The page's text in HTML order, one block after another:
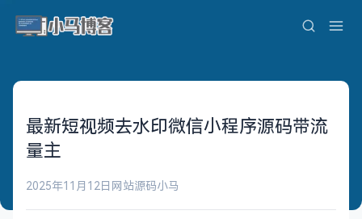
最新短视频去水印微信小程序源码带流
量主
2025年11月12日 网站源码小马